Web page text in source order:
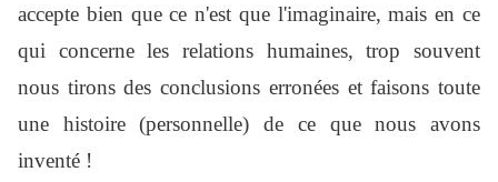
accepte bien que ce n'est que l'imaginaire, mais en ce
qui concerne les relations humaines, trop souvent
nous tirons des conclusions erronées et faisons toute
une histoire (personnelle) de ce que nous avons
inventé !